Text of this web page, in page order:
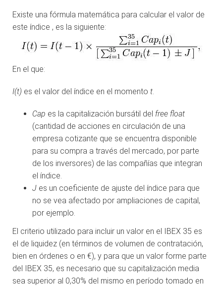
Existe una fórmula matemática para calcular el valor de
este índice , es la siguiente:
En el que:
I(t) es el valor del índice en el momento t
Cap es la capitalización bursátil del free float
(cantidad de acciones en circulación de una
empresa cotizante que se encuentra disponible
para su compra a través del mercado, por parte
de los inversores) de las compañías que integran
el índice.
J es un coeficiente de ajuste del índice para que
no se vea afectado por ampliaciones de capital,
por ejemplo.
El criterio utilizado para incluir un valor en el IBEX 35 es
el de liquidez (en términos de volumen de contratación,
bien en órdenes o en €), y para que un valor forme parte
del IBEX 35, es necesario que su capitalización media
sea superior al 0,30% del mismo en período tomado en